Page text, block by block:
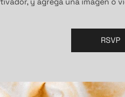
RSVP